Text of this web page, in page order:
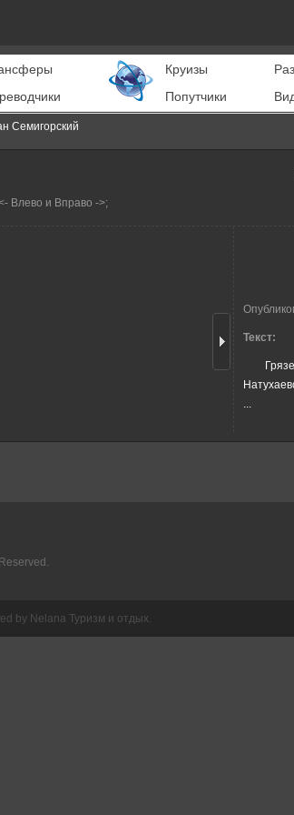
Круизы
Попутчики
Семигорский
Влево и Вправо ->;
Текст:
...
by Nelana Туризм и отдых.